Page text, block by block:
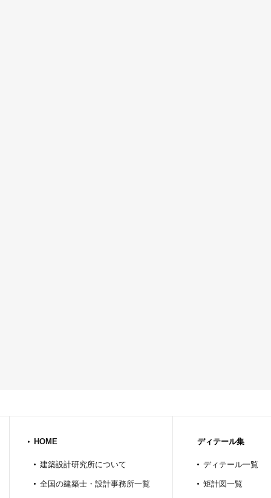
HOME
建築設計研究所について
全国の建築士・設計事務所一覧
ディテール集
ディテール一覧
矩計図一覧